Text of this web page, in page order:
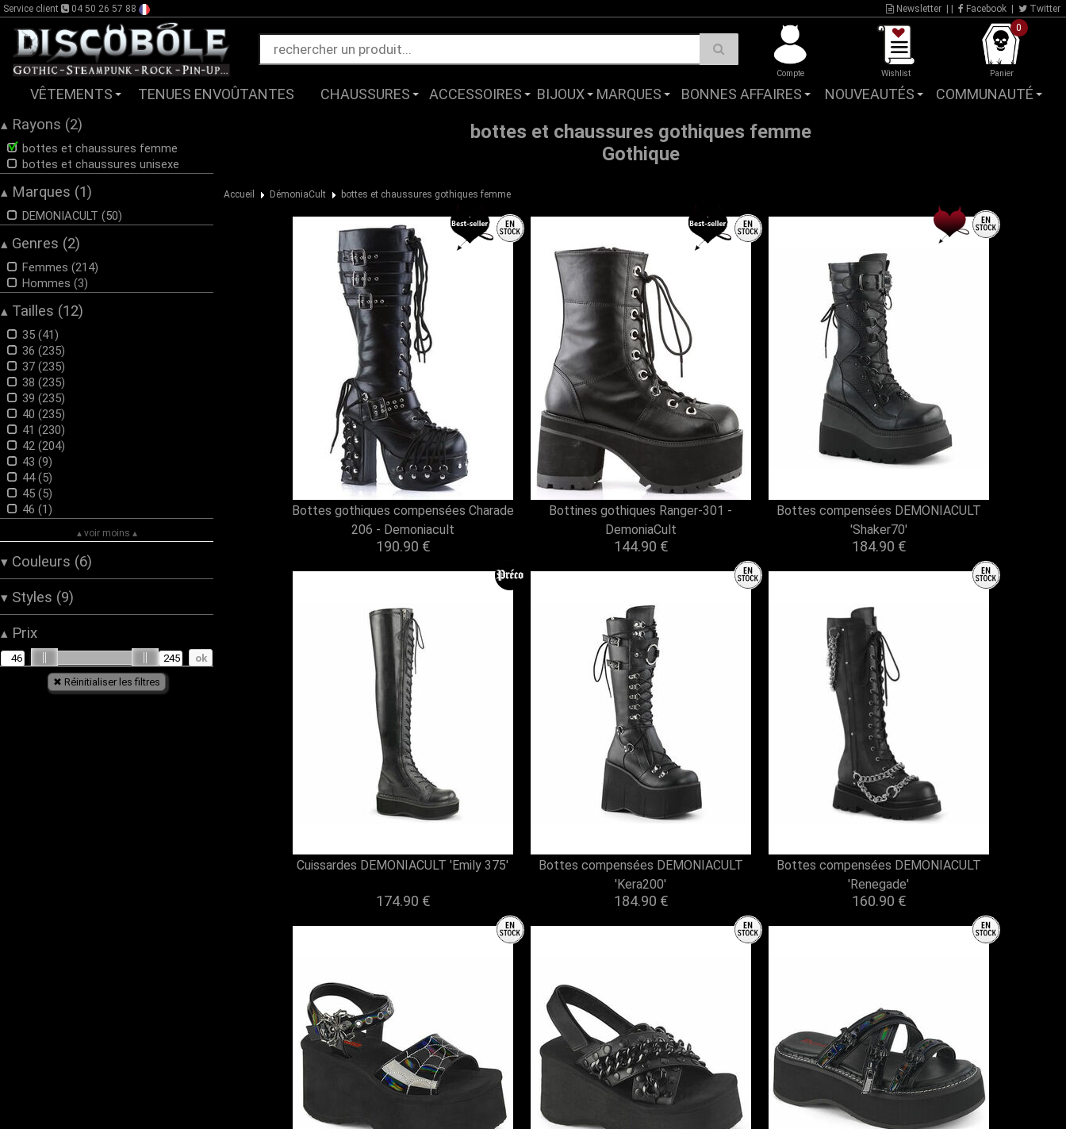
Service client 04 50 26 57 88 Newsletter Facebook Twitter
Compte Wishlist
0
Panier
VÊTEMENTS TENUES ENVOÛTANTES CHAUSSURES ACCESSOIRES BIJOUX MARQUES BONNES AFFAIRES NOUVEAUTÉS COMMUNAUTÉ
▴ Rayons (2)
bottes et chaussures femme
bottes et chaussures unisexe
▴ Marques (1)
DEMONIACULT (50)
▴ Genres (2)
Femmes (214)
Hommes (3)
▴ Tailles (12)
35 (41)
36 (235)
37 (235)
38 (235)
39 (235)
40 (235)
41 (230)
42 (204)
43 (9)
44 (5)
45 (5)
46 (1)
▴ voir moins ▴
▾ Couleurs (6)
Bordeaux (2)
Gris (2)
Noir (45)
Rouge (3)
Vert (2)
▾ Styles (9)
cyber (11)
Dark Wear (6)
Gothique (50)
Lolita (4)
▴ Prix
bottes et chaussures gothiques femme
Gothique
Accueil DémoniaCult bottes et chaussures gothiques femme
Bottes gothiques compensées Charade
206 - Demoniacult
190.90 €
Bottines gothiques Ranger-301 -
DemoniaCult
144.90 €
Bottes compensées DEMONIACULT
'Shaker70'
184.90 €
Cuissardes DEMONIACULT 'Emily 375'
174.90 €
Bottes compensées DEMONIACULT
'Kera200'
184.90 €
Bottes compensées DEMONIACULT
'Renegade'
160.90 €